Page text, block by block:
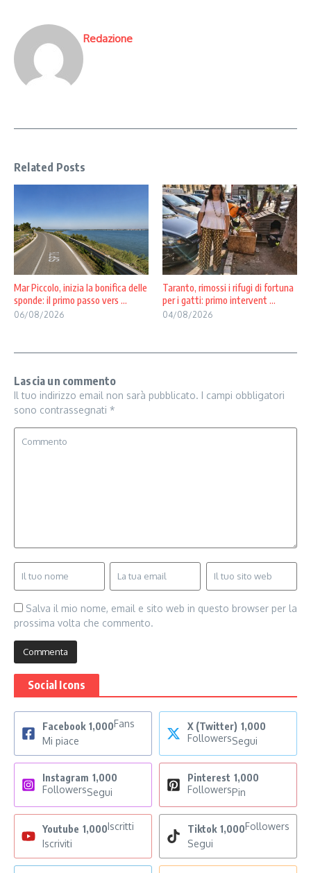
Redazione
Related Posts
Mar Piccolo, inizia la bonifica delle
sponde: il primo passo vers ...
06/08/2026
Taranto, rimossi i rifugi di fortuna
per i gatti: primo intervent ...
04/08/2026
Lascia un commento
Il tuo indirizzo email non sarà pubblicato. I campi obbligatori
sono contrassegnati *
Salva il mio nome, email e sito web in questo browser per la
prossima volta che commento.
Social Icons
Facebook 1,000Fans
Mi piace
X (Twitter) 1,000
FollowersSegui
Instagram 1,000
FollowersSegui
Pinterest 1,000
FollowersPin
Youtube 1,000Iscritti
Iscriviti
Tiktok 1,000Followers
Segui